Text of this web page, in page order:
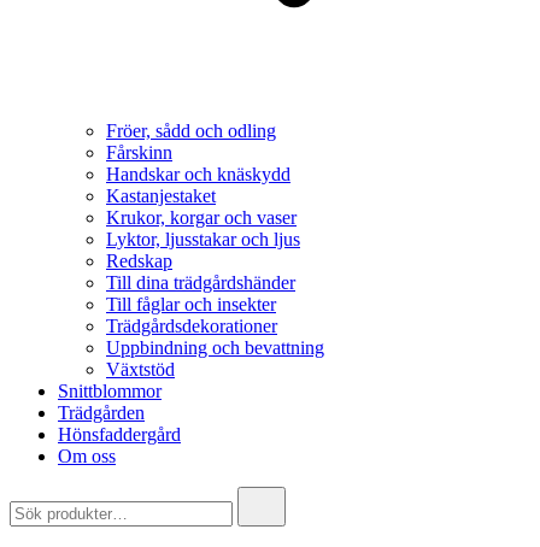
Fröer, sådd och odling
Fårskinn
Handskar och knäskydd
Kastanjestaket
Krukor, korgar och vaser
Lyktor, ljusstakar och ljus
Redskap
Till dina trädgårdshänder
Till fåglar och insekter
Trädgårdsdekorationer
Uppbindning och bevattning
Växtstöd
Snittblommor
Trädgården
Hönsfaddergård
Om oss
for: